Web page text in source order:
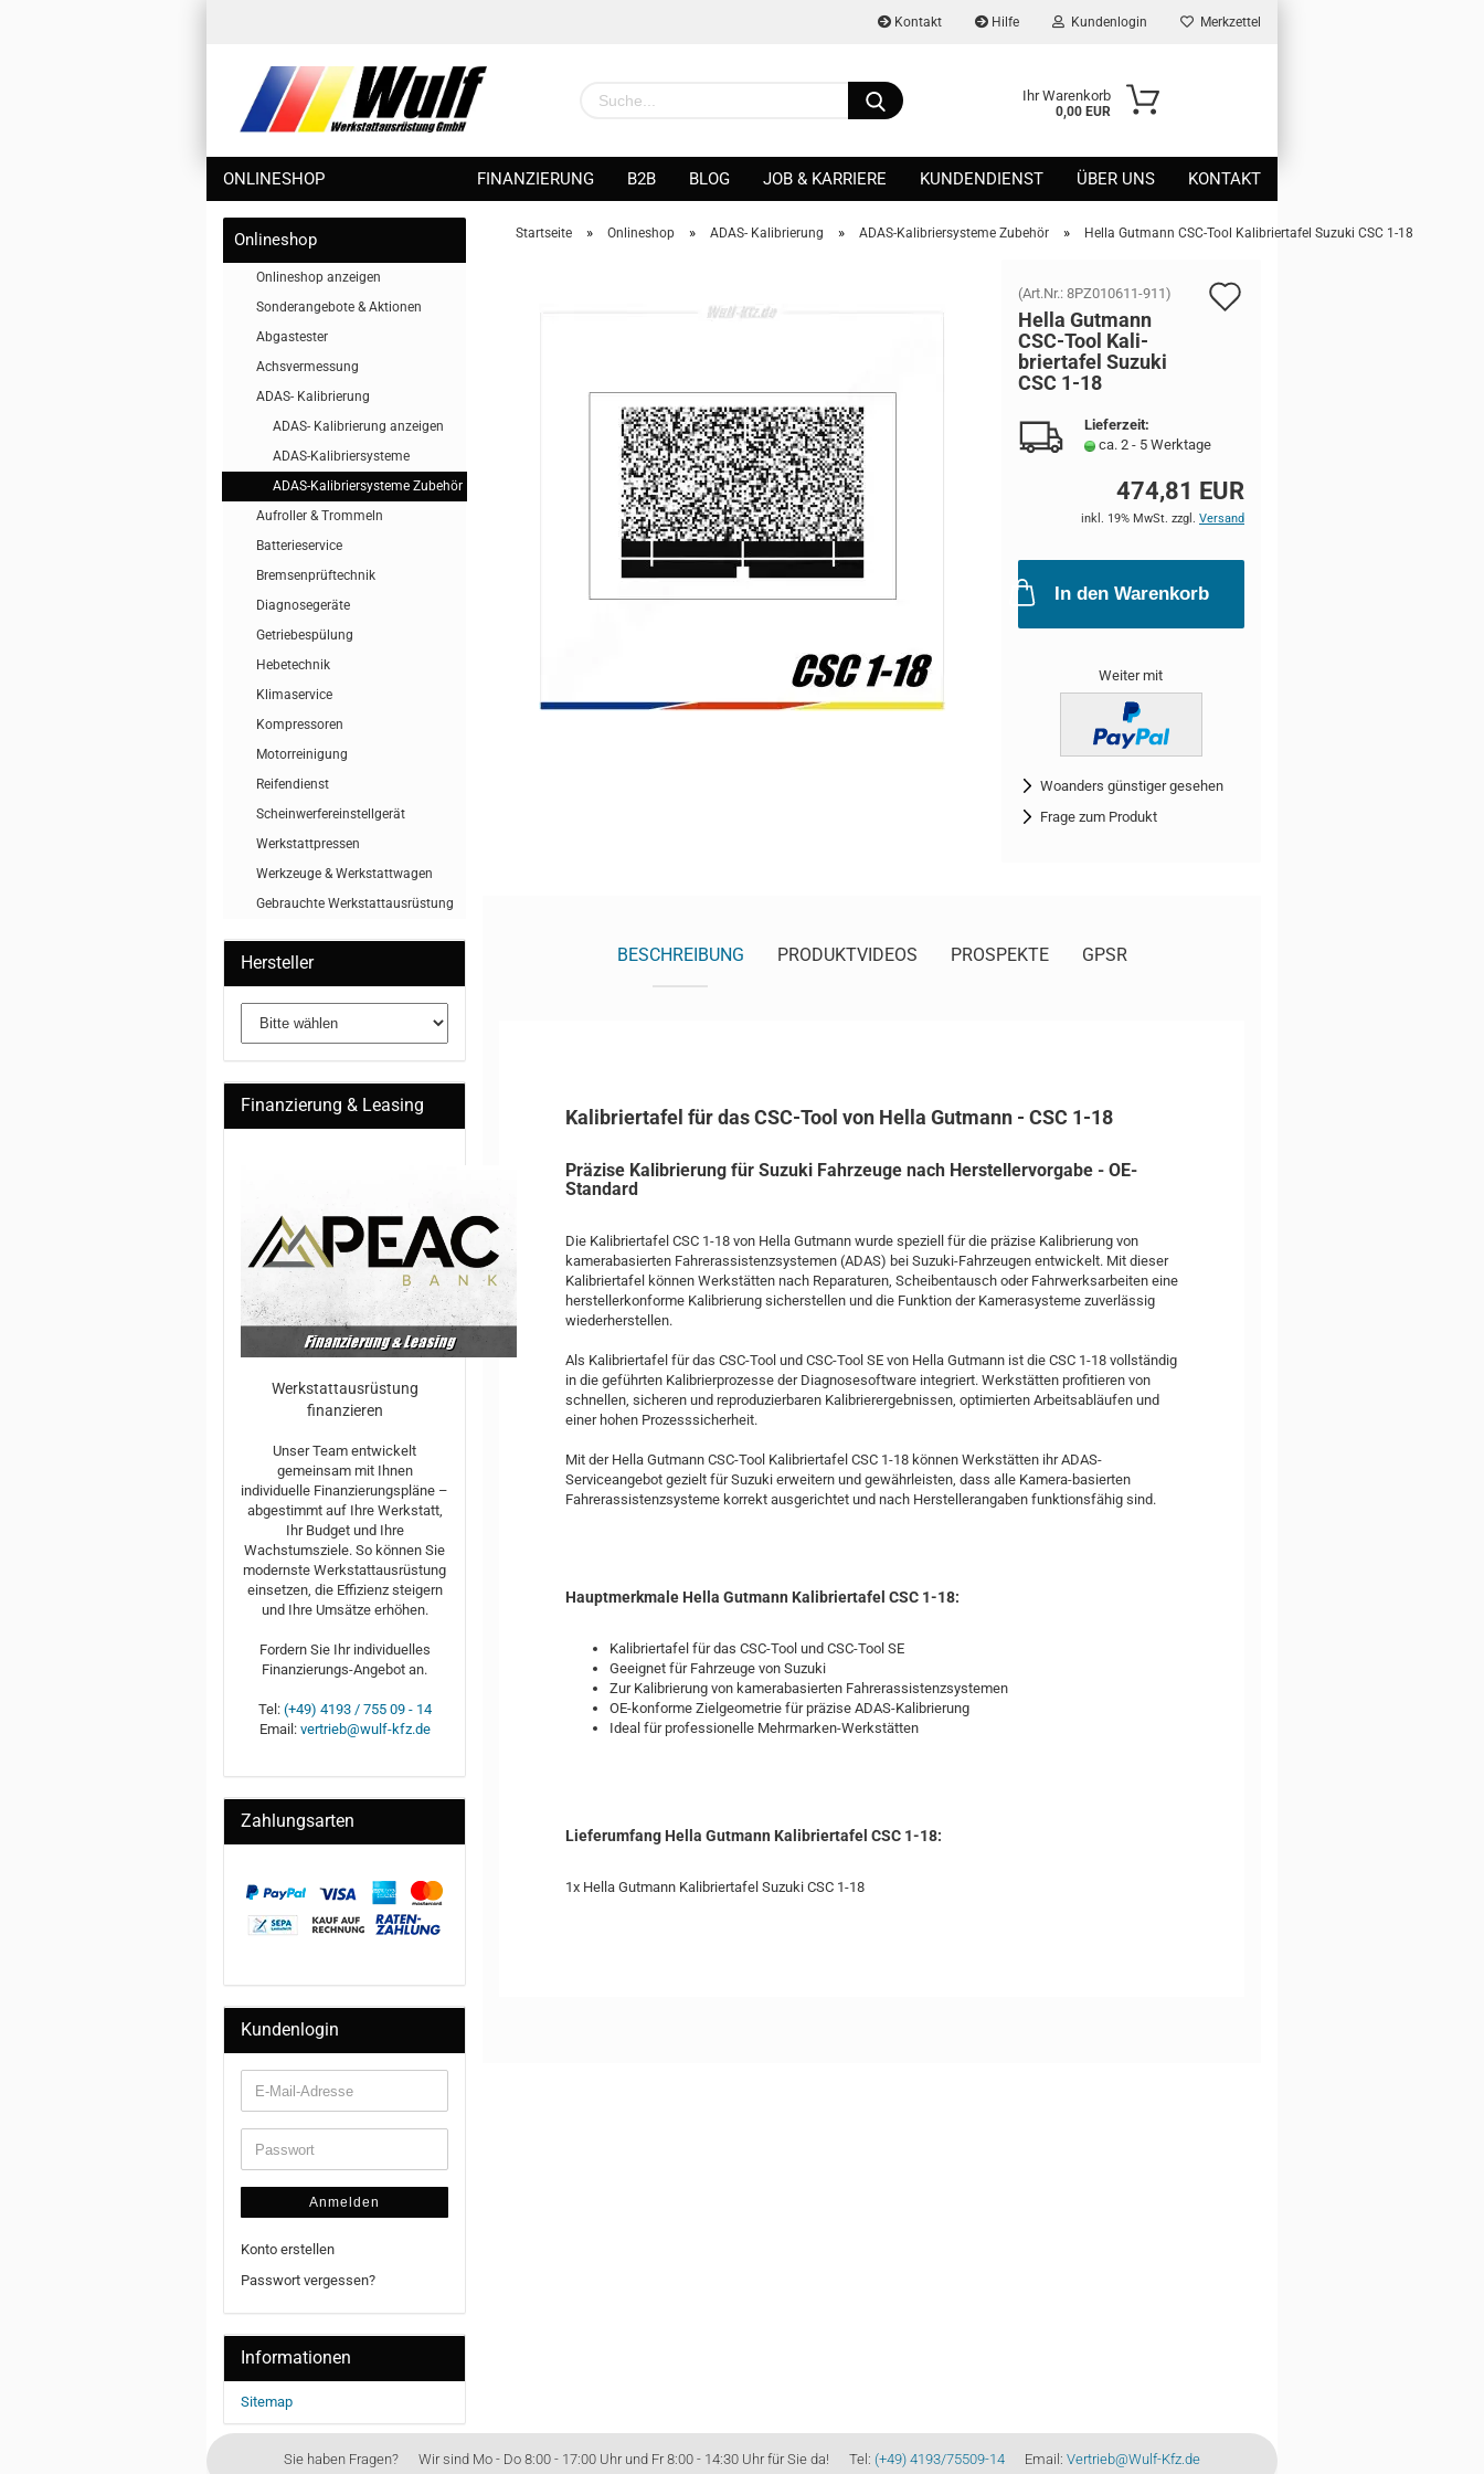
Kontakt Hilfe Kundenlogin Merkzettel
Ihr Warenkorb
0,00 EUR
ONLINESHOP FINANZIERUNG B2B BLOG JOB & KARRIERE KUNDENDIENST ÜBER UNS KONTAKT
Startseite » Onlineshop » ADAS- Kalibrierung » ADAS-Kalibriersysteme Zubehör » Hella Gutmann CSC-Tool Kalibriertafel Suzuki CSC 1-18
(Art.Nr.: 8PZ010611-911)
Hella Gut­mann
CSC-​Tool Ka­li­
brier­ta­fel Su­zu­ki
CSC 1-18
Lieferzeit:
ca. 2 - 5 Werktage
474,81 EUR
inkl. 19% MwSt. zzgl. Versand
In den Warenkorb
Weiter mit
Woanders günstiger gesehen
Frage zum Produkt
BESCHREIBUNG PRODUKTVIDEOS PROSPEKTE GPSR
Kalibriertafel für das CSC-Tool von Hella Gutmann - CSC 1-18
Präzise Kalibrierung für Suzuki Fahrzeuge nach Herstellervorgabe - OE-
Standard
Die Kalibriertafel CSC 1-18 von Hella Gutmann wurde speziell für die präzise Kalibrierung von
kamerabasierten Fahrerassistenzsystemen (ADAS) bei Suzuki-Fahrzeugen entwickelt. Mit dieser
Kalibriertafel können Werkstätten nach Reparaturen, Scheibentausch oder Fahrwerksarbeiten eine
herstellerkonforme Kalibrierung sicherstellen und die Funktion der Kamerasysteme zuverlässig
wiederherstellen.
Als Kalibriertafel für das CSC-Tool und CSC-Tool SE von Hella Gutmann ist die CSC 1-18 vollständig
in die geführten Kalibrierprozesse der Diagnosesoftware integriert. Werkstätten profitieren von
schnellen, sicheren und reproduzierbaren Kalibrierergebnissen, optimierten Arbeitsabläufen und
einer hohen Prozesssicherheit.
Mit der Hella Gutmann CSC-Tool Kalibriertafel CSC 1-18 können Werkstätten ihr ADAS-
Serviceangebot gezielt für Suzuki erweitern und gewährleisten, dass alle Kamera-basierten
Fahrerassistenzsysteme korrekt ausgerichtet und nach Herstellerangaben funktionsfähig sind.
Hauptmerkmale Hella Gutmann Kalibriertafel CSC 1-18:
Kalibriertafel für das CSC-Tool und CSC-Tool SE
Geeignet für Fahrzeuge von Suzuki
Zur Kalibrierung von kamerabasierten Fahrerassistenzsystemen
OE-konforme Zielgeometrie für präzise ADAS-Kalibrierung
Ideal für professionelle Mehrmarken-Werkstätten
Lieferumfang Hella Gutmann Kalibriertafel CSC 1-18:
1x Hella Gutmann Kalibriertafel Suzuki CSC 1-18
Onlineshop
Onlineshop anzeigen
Sonderangebote & Aktionen
Abgastester
Achsvermessung
ADAS- Kalibrierung
ADAS- Kalibrierung anzeigen
ADAS-Kalibriersysteme
ADAS-Kalibriersysteme Zubehör
Aufroller & Trommeln
Batterieservice
Bremsenprüftechnik
Diagnosegeräte
Getriebespülung
Hebetechnik
Klimaservice
Kompressoren
Motorreinigung
Reifendienst
Scheinwerfereinstellgerät
Werkstattpressen
Werkzeuge & Werkstattwagen
Gebrauchte Werkstattausrüstung
Hersteller
Finanzierung & Leasing
Werkstattausrüstung
finanzieren
Unser Team entwickelt
gemeinsam mit Ihnen
individuelle Finanzierungspläne –
abgestimmt auf Ihre Werkstatt,
Ihr Budget und Ihre
Wachstumsziele. So können Sie
modernste Werkstattausrüstung
einsetzen, die Effizienz steigern
und Ihre Umsätze erhöhen.
Fordern Sie Ihr individuelles
Finanzierungs-Angebot an.
Tel: (+49) 4193 / 755 09 - 14
Email: vertrieb@wulf-kfz.de
Zahlungsarten
Kundenlogin
Anmelden
Konto erstellen
Passwort vergessen?
Informationen
Sitemap
Sie haben Fragen? Wir sind Mo - Do 8:00 - 17:00 Uhr und Fr 8:00 - 14:30 Uhr für Sie da! Tel: (+49) 4193/75509-14 Email: Vertrieb@Wulf-Kfz.de